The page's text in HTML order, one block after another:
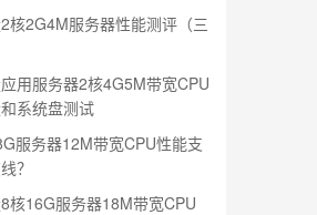
核2G4M服务器性能测评（三
用服务器2核4G5M带宽CPU
系统盘测试
服务器12M带宽CPU性能支
？
核16G服务器18M带宽CPU